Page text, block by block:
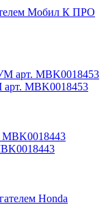
Мобил К ПРО
MBK0018453